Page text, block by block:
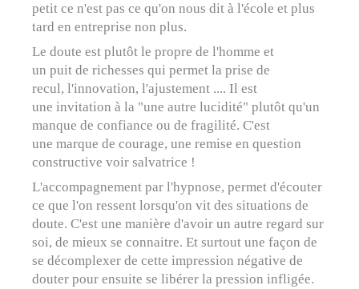
petit ce n'est pas ce qu'on nous dit à l'école et plus
tard en entreprise non plus.
Le doute est plutôt le propre de l'homme et
un puit de richesses qui permet la prise de
recul, l'innovation, l'ajustement .... Il est
une invitation à la "une autre lucidité" plutôt qu'un
manque de confiance ou de fragilité. C'est
une marque de courage, une remise en question
constructive voir salvatrice !
L'accompagnement par l'hypnose, permet d'écouter
ce que l'on ressent lorsqu'on vit des situations de
doute. C'est une manière d'avoir un autre regard sur
soi, de mieux se connaitre. Et surtout une façon de
se décomplexer de cette impression négative de
douter pour ensuite se libérer la pression infligée.